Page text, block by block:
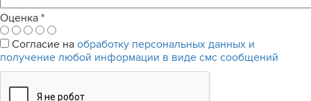
Оценка *
Согласие на обработку персональных данных и
получение любой информации в виде смс сообщений